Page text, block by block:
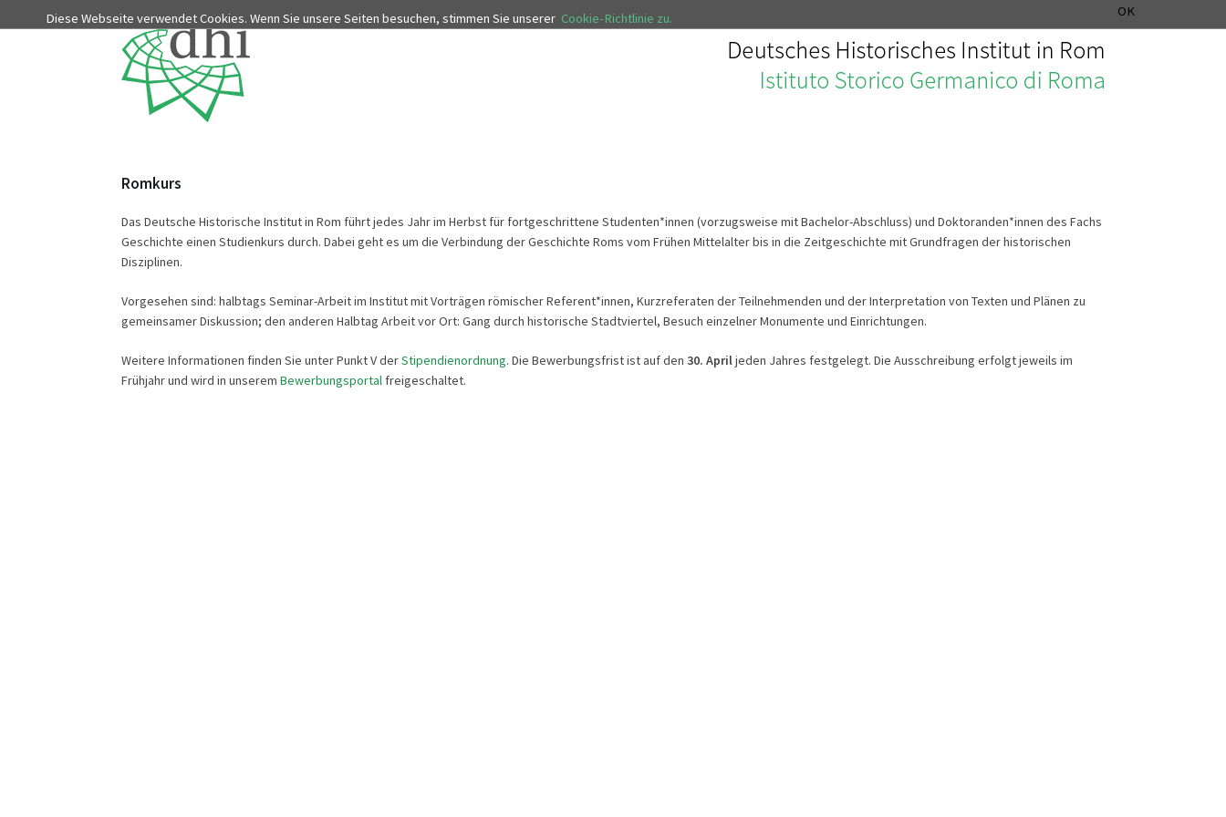
OK
Diese Webseite verwendet Cookies. Wenn Sie unsere Seiten besuchen, stimmen Sie unserer Cookie-Richtlinie zu.
Romkurs
Das Deutsche Historische Institut in Rom führt jedes Jahr im Herbst für fortgeschrittene Studenten*innen (vorzugsweise mit Bachelor-Abschluss) und Doktoranden*innen des Fachs
Geschichte einen Studienkurs durch. Dabei geht es um die Verbindung der Geschichte Roms vom Frühen Mittelalter bis in die Zeitgeschichte mit Grundfragen der historischen
Disziplinen.
Vorgesehen sind: halbtags Seminar-Arbeit im Institut mit Vorträgen römischer Referent*innen, Kurzreferaten der Teilnehmenden und der Interpretation von Texten und Plänen zu
gemeinsamer Diskussion; den anderen Halbtag Arbeit vor Ort: Gang durch historische Stadtviertel, Besuch einzelner Monumente und Einrichtungen.
Weitere Informationen finden Sie unter Punkt V derStipendienordnung. Die Bewerbungsfrist ist auf den 30. Apriljeden Jahres festgelegt. Die Ausschreibung erfolgt jeweils im
Frühjahr und wird in unserem Bewerbungsportal freigeschaltet.